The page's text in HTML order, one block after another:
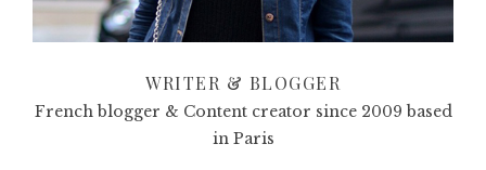
WRITER & BLOGGER
French blogger & Content creator since 2009 based
in Paris